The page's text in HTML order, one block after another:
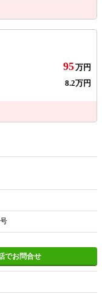
95万円
8.2万円
でお問合せ